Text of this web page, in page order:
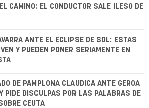
CAMINO: EL CONDUCTOR SALE ILESO DE
ANTE EL ECLIPSE DE SOL: ESTAS
Y PUEDEN PONER SERIAMENTE EN
DE PAMPLONA CLAUDICA ANTE GEROA
PIDE DISCULPAS POR LAS PALABRAS DE
CEUTA